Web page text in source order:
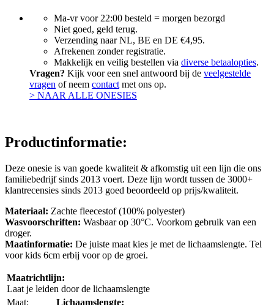
Ma-vr voor 22:00 besteld = morgen bezorgd
Niet goed, geld terug.
Verzending naar NL, BE en DE €4,95.
Afrekenen zonder registratie.
Makkelijk en veilig bestellen via diverse betaalopties.
Vragen? Kijk voor een snel antwoord bij de veelgestelde
vragen of neem contact met ons op.
> NAAR ALLE ONESIES
Productinformatie:
Deze onesie is van goede kwaliteit & afkomstig uit een lijn die ons
familiebedrijf sinds 2013 voert. Deze lijn wordt tussen de 3000+
klantrecensies sinds 2013 goed beoordeeld op prijs/kwaliteit.
Materiaal: Zachte fleecestof (100% polyester)
Wasvoorschriften: Wasbaar op 30°C. Voorkom gebruik van een
droger.
Maatinformatie: De juiste maat kies je met de lichaamslengte. Tel
voor kids 6cm erbij voor op de groei.
Maatrichtlijn:
Laat je leiden door de lichaamslengte
Maat:
Lichaamslengte: